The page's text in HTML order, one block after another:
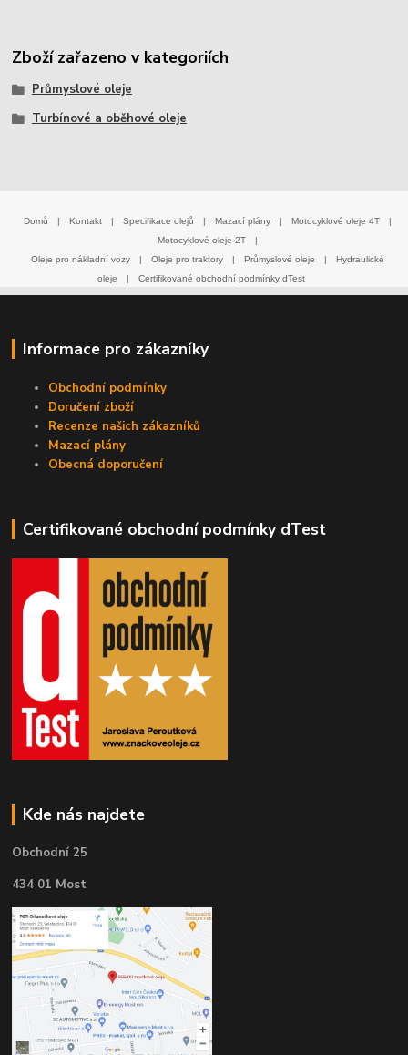
Zboží zařazeno v kategoriích
Průmyslové oleje
Turbínové a oběhové oleje
Domů | Kontakt | Specifikace olejů | Mazací plány | Motocyklové oleje 4T
|
Motocyklové oleje 2T
|
Oleje pro nákladní vozy
| Oleje pro traktory | Průmyslové oleje |
Hydraulické
oleje
| Certifikované obchodní podmínky dTest
Informace pro zákazníky
Obchodní podmínky
Doručení zboží
Recenze našich zákazníků
Mazací plány
Obecná doporučení
Certifikované obchodní podmínky dTest
Kde nás najdete
Obchodní 25
434 01 Most